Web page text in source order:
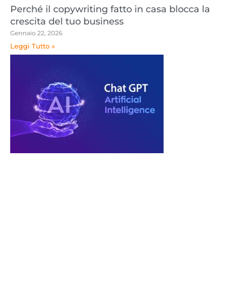
Perché il copywriting fatto in casa blocca la
crescita del tuo business
Gennaio 22, 2026
Leggi Tutto »